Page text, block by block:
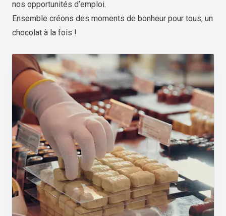
nos opportunités d’emploi.
Ensemble créons des moments de bonheur pour tous, un
chocolat à la fois !